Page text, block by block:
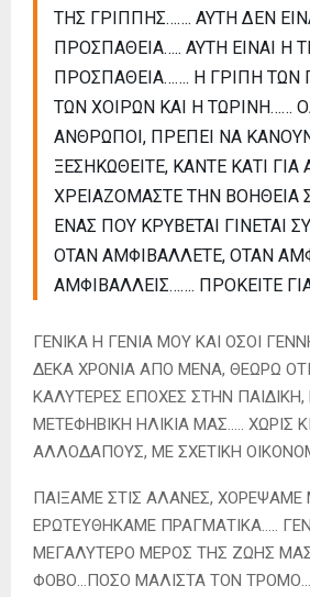
ΤΗΣ ΓΡΙΠΠΗΣ……. ΑΥΤΗ ΔΕΝ
ΠΡΟΣΠΑΘΕΙΑ….. ΑΥΤΗ ΕΙΝΑΙ Η
ΠΡΟΣΠΑΘΕΙΑ……. Η ΓΡΙΠΗ ΤΩΝ
ΤΩΝ ΧΟΙΡΩΝ ΚΑΙ Η ΤΩΡΙΝΗ……
ΑΝΘΡΩΠΟΙ, ΠΡΕΠΕΙ ΝΑ
ΞΕΣΗΚΩΘΕΙΤΕ, ΚΑΝΤΕ ΚΑΤΙ ΓΙΑ
ΧΡΕΙΑΖΟΜΑΣΤΕ ΤΗΝ ΒΟΗΘΕΙΑ
ΕΝΑΣ ΠΟΥ ΚΡΥΒΕΤΑΙ ΓΙΝΕΤΑΙ
ΟΤΑΝ ΑΜΦΙΒΑΛΛΕΤΕ, ΟΤΑΝ
ΑΜΦΙΒΑΛΛΕΙΣ……. ΠΡΟΚΕΙΤΕ
ΓΕΝΙΚΑ Η ΓΕΝΙΑ ΜΟΥ ΚΑΙ ΟΣΟΙ
ΔΕΚΑ ΧΡΟΝΙΑ ΑΠΟ ΜΕΝΑ, ΘΕΩΡΩ
ΚΑΛΥΤΕΡΕΣ ΕΠΟΧΕΣ ΣΤΗΝ ΠΑΙΔΙΚΗ,
ΜΕΤΕΦΗΒΙΚΗ ΗΛΙΚΙΑ ΜΑΣ….. ΧΩΡΙΣ
ΑΛΛΟΔΑΠΟΥΣ, ΜΕ ΣΧΕΤΙΚΗ
ΠΑΙΞΑΜΕ ΣΤΙΣ ΑΛΑΝΕΣ,
ΕΡΩΤΕΥΘΗΚΑΜΕ ΠΡΑΓΜΑΤΙΚΑ…..
ΜΕΓΑΛΥΤΕΡΟ ΜΕΡΟΣ ΤΗΣ ΖΩΗΣ
ΦΟΒΟ…ΠΟΣΟ ΜΑΛΙΣΤΑ ΤΟΝ